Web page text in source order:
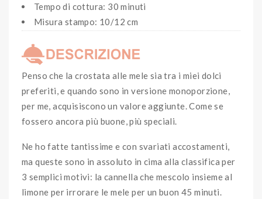
Tempo di cottura: 30 minuti
Misura stampo: 10/12 cm
Penso che la crostata alle mele sia tra i miei dolci
preferiti, e quando sono in versione monoporzione,
per me, acquisiscono un valore aggiunte. Come se
fossero ancora più buone, più speciali.
Ne ho fatte tantissime e con svariati accostamenti,
ma queste sono in assoluto in cima alla classifica per
3 semplici motivi: la cannella che mescolo insieme al
limone per irrorare le mele per un buon 45 minuti.